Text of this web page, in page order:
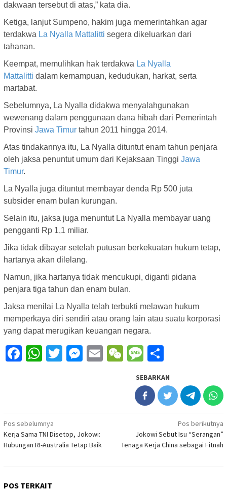
dakwaan tersebut di atas,” kata dia.
Ketiga, lanjut Sumpeno, hakim juga memerintahkan agar
terdakwa La Nyalla Mattalitti segera dikeluarkan dari
tahanan.
Keempat, memulihkan hak terdakwa La Nyalla
Mattalitti dalam kemampuan, kedudukan, harkat, serta
martabat.
Sebelumnya, La Nyalla didakwa menyalahgunakan
wewenang dalam penggunaan dana hibah dari Pemerintah
Provinsi Jawa Timur tahun 2011 hingga 2014.
Atas tindakannya itu, La Nyalla dituntut enam tahun penjara
oleh jaksa penuntut umum dari Kejaksaan Tinggi Jawa
Timur.
La Nyalla juga dituntut membayar denda Rp 500 juta
subsider enam bulan kurungan.
Selain itu, jaksa juga menuntut La Nyalla membayar uang
pengganti Rp 1,1 miliar.
Jika tidak dibayar setelah putusan berkekuatan hukum tetap,
hartanya akan dilelang.
Namun, jika hartanya tidak mencukupi, diganti pidana
penjara tiga tahun dan enam bulan.
Jaksa menilai La Nyalla telah terbukti melawan hukum
memperkaya diri sendiri atau orang lain atau suatu korporasi
yang dapat merugikan keuangan negara.
Facebook
WhatsApp
Twitter
Messenger
EmailWeChatMessage
SEBARKAN
Navigasi
pos
Pos sebelumnya
Kerja Sama TNI Disetop, Jokowi:
Hubungan RI-Australia Tetap Baik
Pos berikutnya
Jokowi Sebut Isu “Serangan”
Tenaga Kerja China sebagai Fitnah
POS TERKAIT